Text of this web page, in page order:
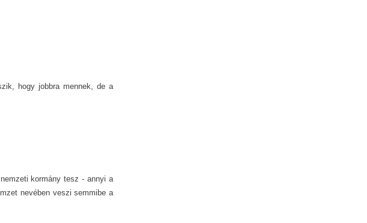
hogy jobbra mennek, de a
kormány tesz - annyi a
nevében veszi semmibe a